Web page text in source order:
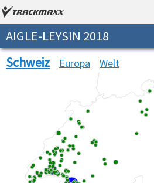
AIGLE-LEYSIN 2018
Schweiz Europa Welt